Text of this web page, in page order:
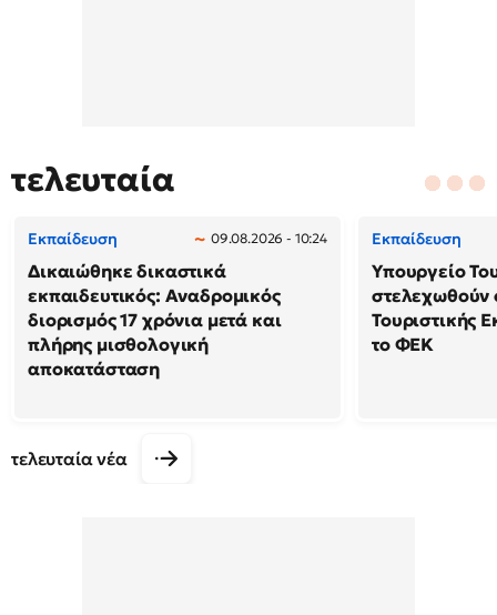
τελευταία
Εκπαίδευση 09.08.2026 - 10:24
Δικαιώθηκε δικαστικά
εκπαιδευτικός: Αναδρομικός
διορισμός 17 χρόνια μετά και
πλήρης μισθολογική
αποκατάσταση
Εκπαίδευση
Υπουργείο
στελεχωθούν
Τουριστικής
το ΦΕΚ
τελευταία νέα